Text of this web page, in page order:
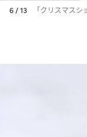
6 / 13 「クリスマス